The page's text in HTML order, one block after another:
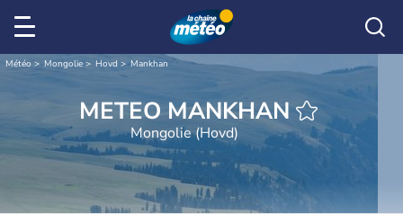
Météo Mongolie Hovd Mankhan
METEO MANKHAN
Mongolie (Hovd)